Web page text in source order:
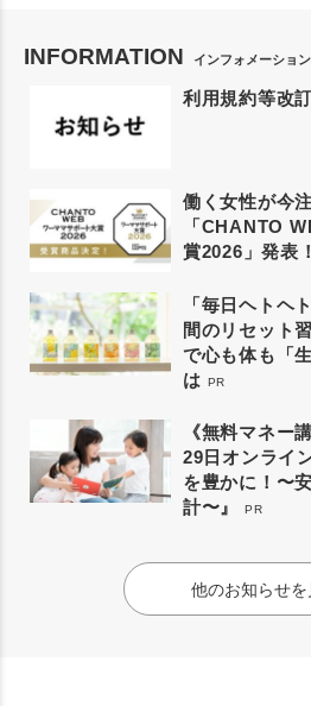
INFORMATION インフォメーション
利用規約等改
働く女性が今
「CHANTO
賞2026」発表！
「毎日ヘトヘ
間のリセット
で心も体も「
は PR
《無料マネー
29日オンライ
を豊かに！〜
計〜』
PR
他のお知らせを